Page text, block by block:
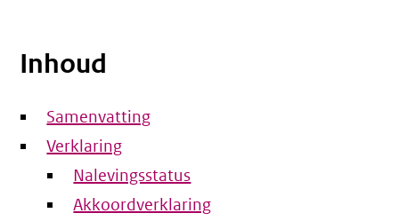
Inhoud
Samenvatting
Verklaring
Nalevingsstatus
Akkoordverklaring